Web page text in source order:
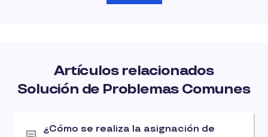
Artículos relacionados
Solución de Problemas Comunes
¿Cómo se realiza la asignación de